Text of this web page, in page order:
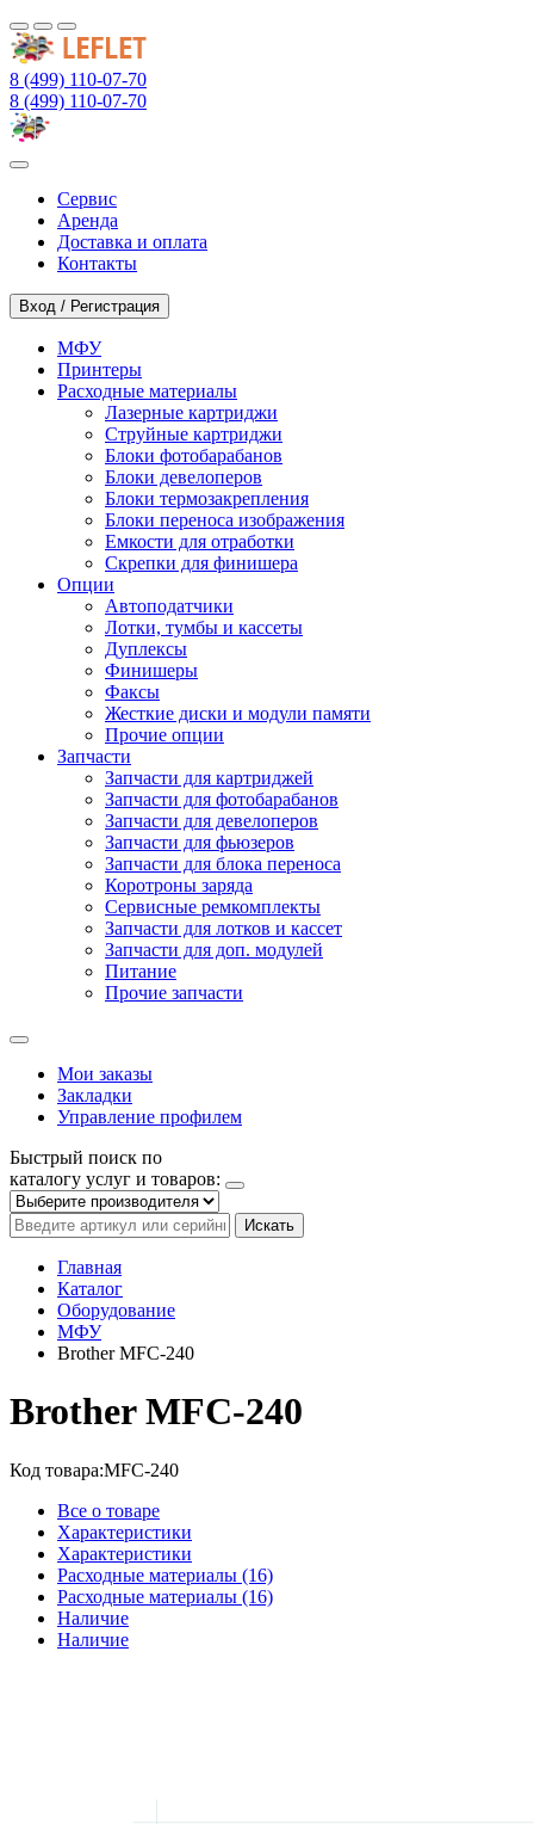
8 (499) 110-07-70
8 (499) 110-07-70
Сервис
Аренда
Доставка и оплата
Контакты
Вход / Регистрация
МФУ
Принтеры
Расходные материалы
Лазерные картриджи
Струйные картриджи
Блоки фотобарабанов
Блоки девелоперов
Блоки термозакрепления
Блоки переноса изображения
Емкости для отработки
Скрепки для финишера
Опции
Автоподатчики
Лотки, тумбы и кассеты
Дуплексы
Финишеры
Факсы
Жесткие диски и модули памяти
Прочие опции
Запчасти
Запчасти для картриджей
Запчасти для фотобарабанов
Запчасти для девелоперов
Запчасти для фьюзеров
Запчасти для блока переноса
Коротроны заряда
Сервисные ремкомплекты
Запчасти для лотков и кассет
Запчасти для доп. модулей
Питание
Прочие запчасти
Мои заказы
Закладки
Управление профилем
Быстрый поиск по
каталогу услуг и товаров:
Искать
Главная
Каталог
Оборудование
МФУ
Brother MFC-240
Brother MFC-240
Код товара:MFC-240
Все о товаре
Характеристики
Характеристики
Расходные материалы (16)
Расходные материалы (16)
Наличие
Наличие